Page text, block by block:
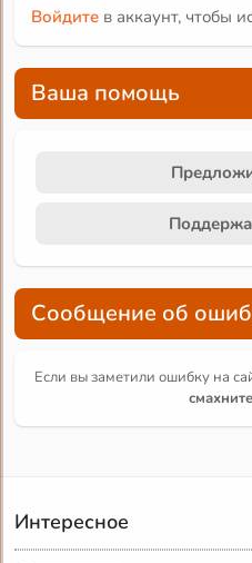
Войдите в аккаунт, чтобы
Ваша помощь
Сообщение об
Если вы заметили ошибку на
Интересное